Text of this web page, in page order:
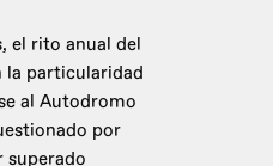
el rito anual del
la particularidad
al Autodromo
por
superado